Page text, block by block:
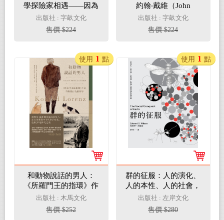
學探險家相遇——因為
她們，世界變得更好(電
子書)
出版社 : 字畝文化
售價 $224
約翰‧戴維（John
Davey）(電子書)
出版社 : 字畝文化
售價 $224
和動物說話的男人：
《所羅門王的指環》作
者的狗貓行為觀察學
【動物行為學之父、諾
貝爾獎得主科普經典，
出版社 : 木馬文化
售價 $252
使用 1 點
群的征服：人的演化、
人的本性、人的社會，
如何讓人成為地球的主
導力量(電子書)
出版社 : 左岸文化
售價 $280
使用 1 點